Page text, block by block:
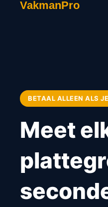
VakmanPro
BETAAL ALLEEN ALS
Meet